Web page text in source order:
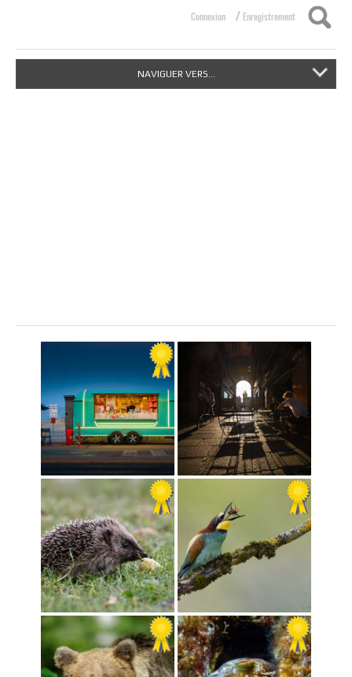
Connexion / Enregistrement
NAVIGUER VERS...